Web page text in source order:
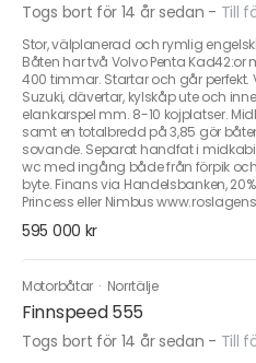
Togs bort för 14 år sedan - Till
Stor, välplanerad och rymlig
Båten har två Volvo Penta
400 timmar. Startar och går perfekt.
Suzuki, dävertar, kylskåp ute och
elankarspel mm. 8-10 kojplatser.
samt en totalbredd på 3,85 gör
sovande. Separat handfat i
wc med ingång både från förpik och
byte. Finans via Handelsbanken,
Princess eller Nimbus
595 000 kr
Motorbåtar · Norrtälje
Finnspeed 555
Togs bort för 14 år sedan - Till